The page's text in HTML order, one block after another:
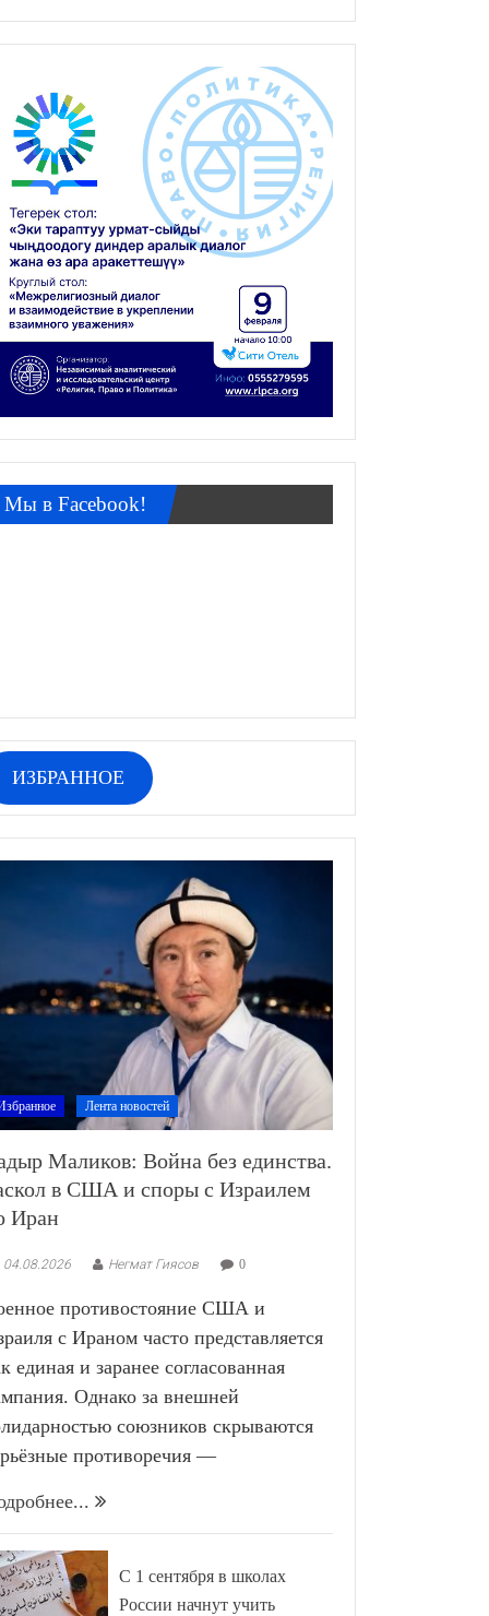
Мы в Facebook!
ИЗБРАННОЕ
Лента новостей
Маликов: Война без единства.
в США и споры с Израилем
Иран
04.08.2026 Негмат Гиясов 0
противостояние США и
с Ираном часто представляется
единая и заранее согласованная
Однако за внешней
союзников скрываются
противоречия —
С 1 сентября в школах
России начнут учить